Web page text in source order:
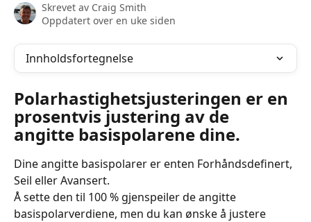
Skrevet av Craig Smith
Oppdatert over en uke siden
Innholdsfortegnelse
Polarhastighetsjusteringen er en
prosentvis justering av de
angitte basispolarene dine.
Dine angitte basispolarer er enten Forhåndsdefinert,
Seil eller Avansert.
Å sette den til 100 % gjenspeiler de angitte
basispolarverdiene, men du kan ønske å justere